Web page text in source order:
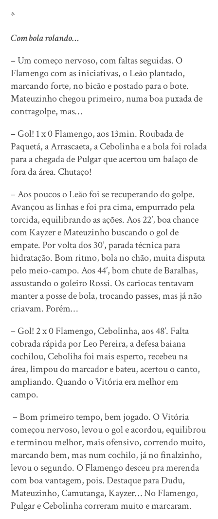
*
Com bola rolando…
–Um começo nervoso, com faltas seguidas. O
Flamengo com as iniciativas, o Leão plantado,
marcando forte, no bicão e postado para o bote.
Mateuzinho chegou primeiro, numa boa puxada de
contragolpe, mas…
– Gol! 1 x 0 Flamengo, aos 13min. Roubada de
Paquetá, a Arrascaeta, a Cebolinha e a bola foi rolada
para a chegada de Pulgar que acertou um balaço de
fora da área. Chutaço!
– Aos poucos o Leão foi se recuperando do golpe.
Avançou as linhas e foi pra cima, empurrado pela
torcida, equilibrando as ações. Aos 22’, boa chance
com Kayzer e Mateuzinho buscando o gol de
empate. Por volta dos 30’, parada técnica para
hidratação. Bom ritmo, bola no chão, muita disputa
pelo meio-campo. Aos 44’, bom chute de Baralhas,
assustando o goleiro Rossi. Os cariocas tentavam
manter a posse de bola, trocando passes, mas já não
criavam. Porém…
– Gol! 2 x 0 Flamengo, Cebolinha, aos 48’. Falta
cobrada rápida por Leo Pereira, a defesa baiana
cochilou, Ceboliha foi mais esperto, recebeu na
área, limpou do marcador e bateu, acertou o canto,
ampliando. Quando o Vitória era melhor em
campo.
– Bom primeiro tempo, bem jogado. O Vitória
começou nervoso, levou o gol e acordou, equilibrou
e terminou melhor, mais ofensivo, correndo muito,
marcando bem, mas num cochilo, já no finalzinho,
levou o segundo. O Flamengo desceu pra merenda
com boa vantagem, pois. Destaque para Dudu,
Mateuzinho, Camutanga, Kayzer… No Flamengo,
Pulgar e Cebolinha correram muito e marcaram.